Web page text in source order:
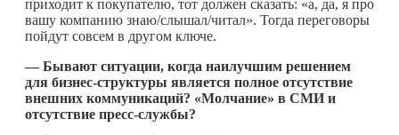
приходит к покупателю, тот должен сказать: «а, да, я про
вашу компанию знаю/слышал/читал». Тогда переговоры
пойдут совсем в другом ключе.
— Бывают ситуации, когда наилучшим решением
для бизнес-структуры является полное отсутствие
внешних коммуникаций? «Молчание» в СМИ и
отсутствие пресс-службы?